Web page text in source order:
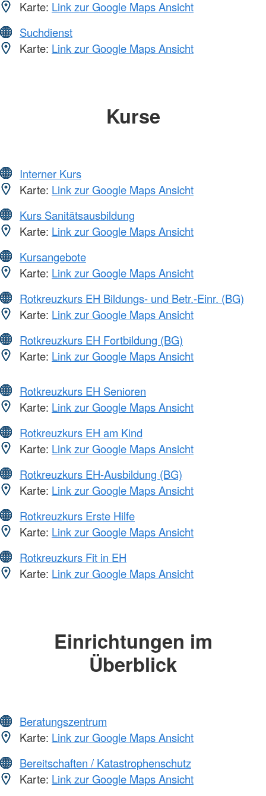
Karte: Link zur Google Maps Ansicht
Suchdienst
Karte: Link zur Google Maps Ansicht
Kurse
Interner Kurs
Karte: Link zur Google Maps Ansicht
Kurs Sanitätsausbildung
Karte: Link zur Google Maps Ansicht
Kursangebote
Karte: Link zur Google Maps Ansicht
Rotkreuzkurs EH Bildungs- und Betr.-Einr. (BG)
Karte: Link zur Google Maps Ansicht
Rotkreuzkurs EH Fortbildung (BG)
Karte: Link zur Google Maps Ansicht
Rotkreuzkurs EH Senioren
Karte: Link zur Google Maps Ansicht
Rotkreuzkurs EH am Kind
Karte: Link zur Google Maps Ansicht
Rotkreuzkurs EH-Ausbildung (BG)
Karte: Link zur Google Maps Ansicht
Rotkreuzkurs Erste Hilfe
Karte: Link zur Google Maps Ansicht
Rotkreuzkurs Fit in EH
Karte: Link zur Google Maps Ansicht
Einrichtungen im
Überblick
Beratungszentrum
Karte: Link zur Google Maps Ansicht
Bereitschaften / Katastrophenschutz
Karte: Link zur Google Maps Ansicht